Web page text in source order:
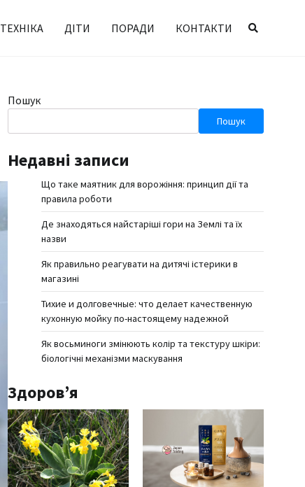
ТЕХНІКА ДІТИ ПОРАДИ КОНТАКТИ
Пошук
Пошук
Недавні записи
Що таке маятник для ворожіння: принцип дії та
правила роботи
Де знаходяться найстаріші гори на Землі та їх
назви
Як правильно реагувати на дитячі істерики в
магазині
Тихие и долговечные: что делает качественную
кухонную мойку по-настоящему надежной
Як восьминоги змінюють колір та текстуру шкіри:
біологічні механізми маскування
Здоров’я